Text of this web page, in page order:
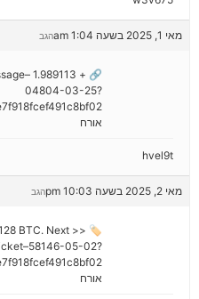
מאי 1, 2025 בשעה 1:04 am הגב
04804-03-25?
🔗
אורח
hvel9t
מאי 2, 2025 בשעה 10:03 pm הגב
BTC. Next >>
05-02?
🏷
אורח